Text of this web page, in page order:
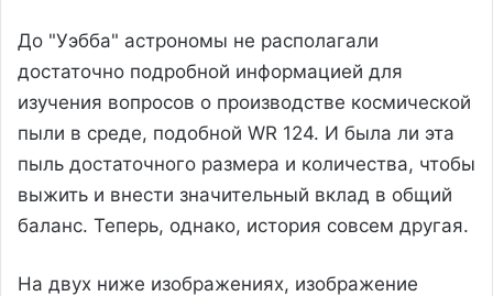
До "Уэбба" астрономы не располагали
достаточно подробной информацией для
изучения вопросов о производстве космической
пыли в среде, подобной WR 124. И была ли эта
пыль достаточного размера и количества, чтобы
выжить и внести значительный вклад в общий
баланс. Теперь, однако, история совсем другая.
На двух ниже изображениях, изображение